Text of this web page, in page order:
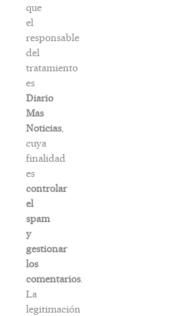
que
el
responsable
del
tratamiento
es
Diario
Mas
Noticias,
cuya
finalidad
es
controlar
el
spam
y
gestionar
los
comentarios.
La
legitimación